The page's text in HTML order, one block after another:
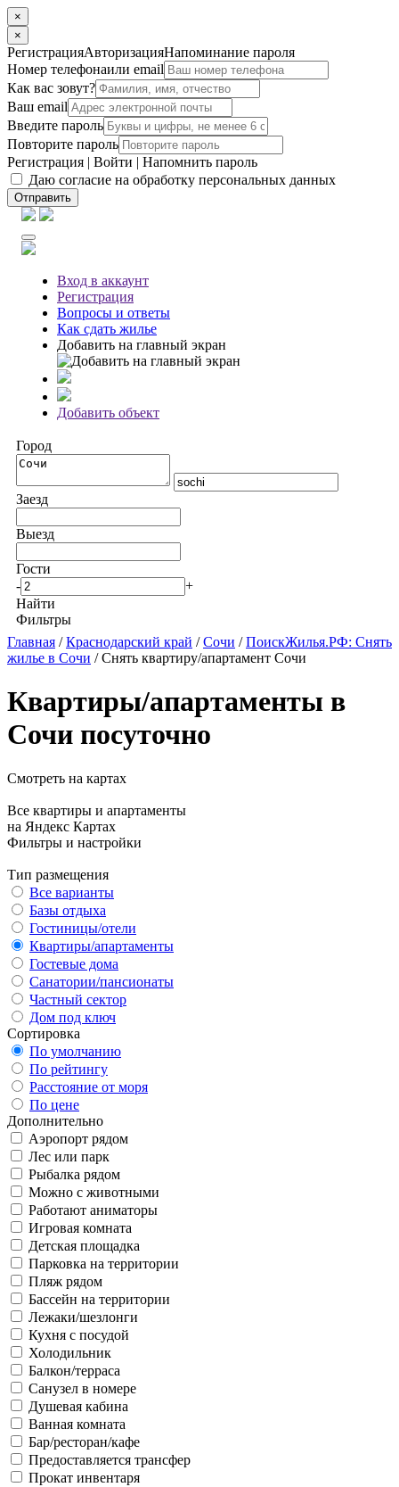
×
×
РегистрацияАвторизацияНапоминание пароля
Номер телефонаили email
Как вас зовут?
Ваш email
Введите пароль
Повторите пароль
Регистрация | Войти | Напомнить пароль
Даю согласие на обработку персональных данных
Отправить
Вход в аккаунт
Регистрация
Вопросы и ответы
Как сдать жилье
Добавить на главный экран
Добавить объект
Город
Заезд
Выезд
Гости
-
+
Найти
Фильтры
Главная /Краснодарский край /Сочи /ПоискЖилья.РФ: Снять
жилье в Сочи / Снять квартиру/апартамент Сочи
Квартиры/апартаменты в
Сочи посуточно
Смотреть на картах
Все квартиры и апартаменты
на Яндекс Картах
Фильтры и настройки
Тип размещения
Все варианты
Базы отдыха
Гостиницы/отели
Квартиры/апартаменты
Гостевые дома
Санатории/пансионаты
Частный сектор
Дом под ключ
Сортировка
По умолчанию
По рейтингу
Расстояние от моря
По цене
Дополнительно
Аэропорт рядом
Лес или парк
Рыбалка рядом
Можно с животными
Работают аниматоры
Игровая комната
Детская площадка
Парковка на территории
Пляж рядом
Бассейн на территории
Лежаки/шезлонги
Кухня с посудой
Холодильник
Балкон/терраса
Санузел в номере
Душевая кабина
Ванная комната
Бар/ресторан/кафе
Предоставляется трансфер
Прокат инвентаря